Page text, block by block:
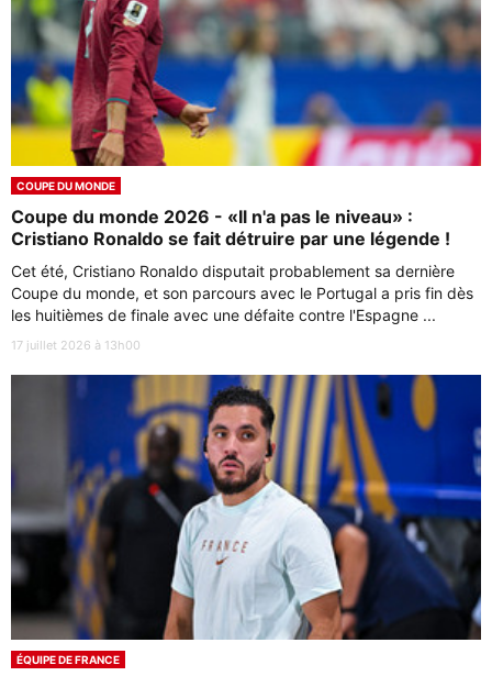
COUPE DU MONDE
Coupe du monde 2026 - «Il n'a pas le niveau» :
Cristiano Ronaldo se fait détruire par une légende !
Cet été, Cristiano Ronaldo disputait probablement sa dernière
Coupe du monde, et son parcours avec le Portugal a pris fin dès
les huitièmes de finale avec une défaite contre l'Espagne ...
17 juillet 2026 à 13h00
ÉQUIPE DE FRANCE